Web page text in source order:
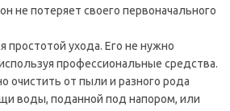
не потеряет своего первоначального
простотой ухода. Его не нужно
профессиональные средства.
очистить от пыли и разного рода
воды, поданной под напором, или